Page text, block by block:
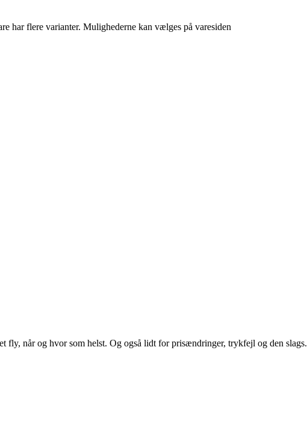
har flere varianter. Mulighederne kan vælges på varesiden
fly, når og hvor som helst. Og også lidt for prisændringer, trykfejl og den slags.